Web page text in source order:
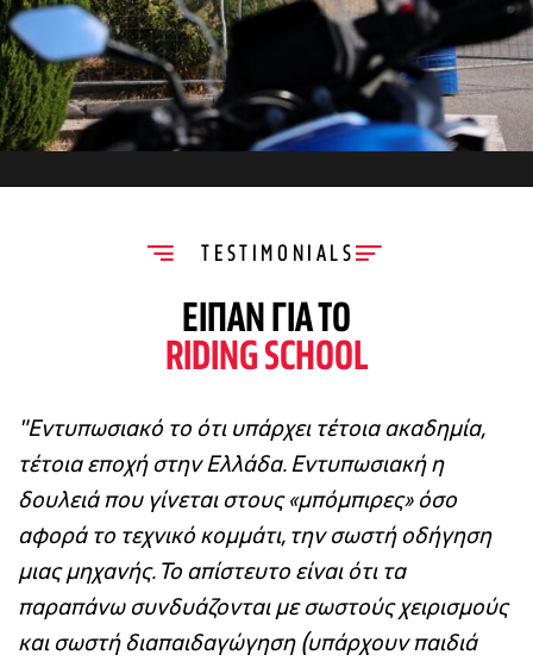
TESTIMONIALS
ΕΙΠΑΝ ΓΙΑ ΤΟ
RIDING SCHOOL
"Εντυπωσιακό το ότι υπάρχει τέτοια ακαδημία,
τέτοια εποχή στην Ελλάδα. Εντυπωσιακή η
δουλειά που γίνεται στους «μπόμπιρες» όσο
αφορά το τεχνικό κομμάτι, την σωστή οδήγηση
μιας μηχανής. Το απίστευτο είναι ότι τα
παραπάνω συνδυάζονται με σωστούς χειρισμούς
και σωστή διαπαιδαγώγηση (υπάρχουν παιδιά